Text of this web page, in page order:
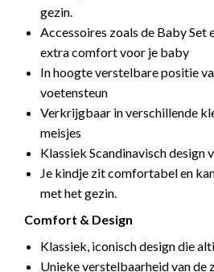
gezin.
Accessoires zoals de Baby Set
extra comfort voor je baby
In hoogte verstelbare positie
voetensteun
Verkrijgbaar in verschillende
meisjes
Klassiek Scandinavisch design
Je kindje zit comfortabel en
met het gezin.
Comfort & Design
Klassiek, iconisch design die
Unieke verstelbaarheid van de